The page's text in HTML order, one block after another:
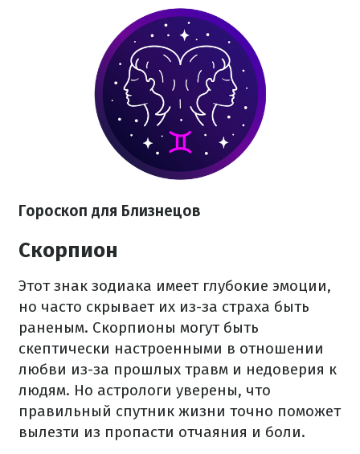
Гороскоп для Близнецов
Скорпион
Этот знак зодиака имеет глубокие эмоции,
но часто скрывает их из-за страха быть
раненым. Скорпионы могут быть
скептически настроенными в отношении
любви из-за прошлых травм и недоверия к
людям. Но астрологи уверены, что
правильный спутник жизни точно поможет
вылезти из пропасти отчаяния и боли.